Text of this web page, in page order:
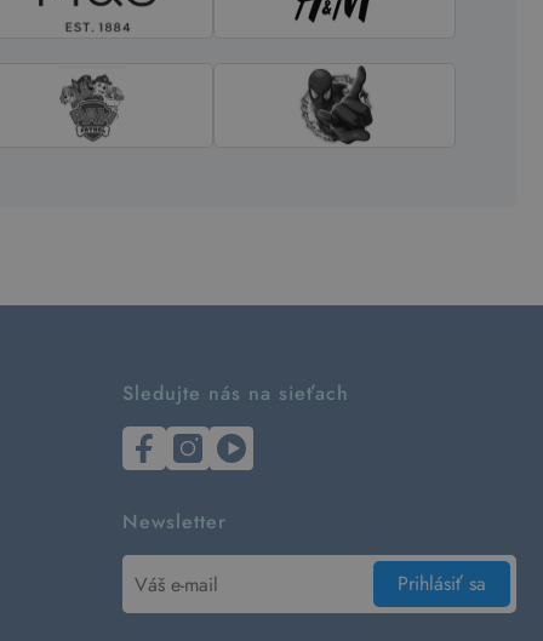
Sledujte nás na sieťach
Newsletter
Prihlásiť sa